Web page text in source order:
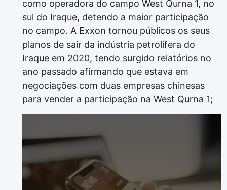
como operadora do campo West Qurna 1, no
sul do Iraque, detendo a maior participação
no campo. A Exxon tornou públicos os seus
planos de sair da indústria petrolífera do
Iraque em 2020, tendo surgido relatórios no
ano passado afirmando que estava em
negociações com duas empresas chinesas
para vender a participação na West Qurna 1;